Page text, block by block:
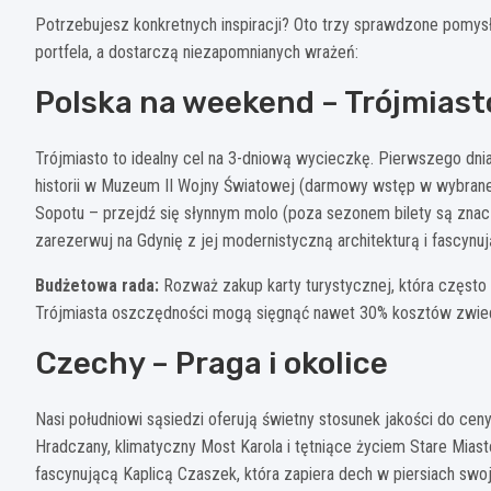
Potrzebujesz konkretnych inspiracji? Oto trzy sprawdzone
portfela, a dostarczą niezapomnianych wrażeń:
Polska na weekend –
Trójmiasto to idealny cel na 3-dniową wycieczkę. Pierwszego
historii w Muzeum II Wojny Światowej (darmowy wstęp w
Sopotu – przejdź się słynnym molo (poza sezonem bilety są
zarezerwuj na Gdynię z jej modernistyczną architekturą i
Budżetowa rada: Rozważ zakup karty turystycznej, która
Trójmiasta oszczędności mogą sięgnąć nawet 30% kosztów
Czechy – Praga i okolice
Nasi południowi sąsiedzi oferują świetny stosunek jakości do
Hradczany, klimatyczny Most Karola i tętniące życiem Stare
fascynującą Kaplicą Czaszek, która zapiera dech w piersiach